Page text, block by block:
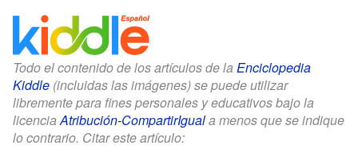
Todo el contenido de los artículos de la Enciclopedia
Kiddle (incluidas las imágenes) se puede utilizar
libremente para fines personales y educativos bajo la
licenciaAtribución-CompartirIguala menos que se indique
lo contrario. Citar este artículo: